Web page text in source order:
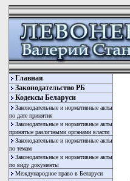
Главная
Законодательство РБ
Кодексы Беларуси
Законодательные и нормативные акты
по дате принятия
Законодательные и нормативные акты
принятые различными органами власти
Законодательные и нормативные акты
по темам
Законодательные и нормативные акты
по виду документы
Международное право в Беларуси